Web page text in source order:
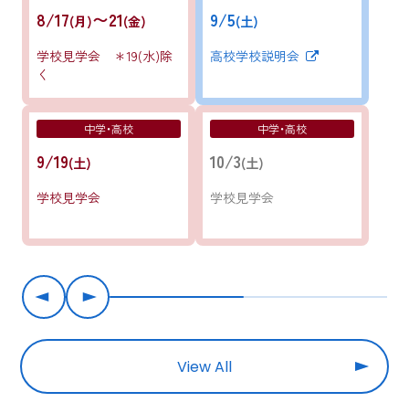
8/17(月)〜21(金)
学校見学会 ＊19(水)除
く
9/5(土)
高校学校説明会
中学・高校
9/19(土)
学校見学会
中学・高校
10/3(土)
学校見学会
View All